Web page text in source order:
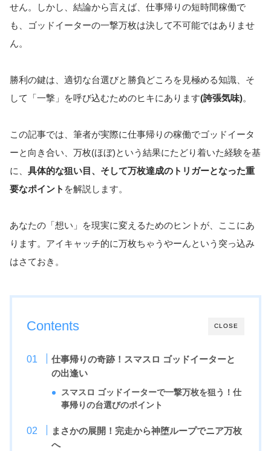
せん。しかし、結論から言えば、仕事帰りの短時間稼働で
も、ゴッドイーターの一撃万枚は決して不可能ではありませ
ん。
勝利の鍵は、適切な台選びと勝負どころを見極める知識、そ
して「一撃」を呼び込むためのヒキにあります(誇張気味)。
この記事では、筆者が実際に仕事帰りの稼働でゴッドイータ
ーと向き合い、万枚(ほぼ)という結果にたどり着いた経験を基
に、 具体的な狙い目、そして万枚達成のトリガーとなった重
要なポイント を解説します。
あなたの「想い」を現実に変えるためのヒントが、ここにあ
ります。アイキャッチ的に万枚ちゃうやーんという突っ込み
はさておき。
CLOSE
Contents
仕事帰りの奇跡！スマスロ ゴッドイーターと
の出逢い
スマスロ ゴッドイーターで一撃万枚を狙う！仕
事帰りの台選びのポイント
まさかの展開！完走から神堕ループでニア万枚
へ